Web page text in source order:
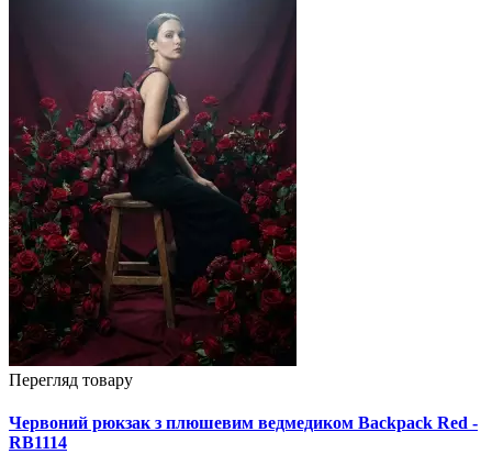
Перегляд товару
Червоний рюкзак з плюшевим ведмедиком Backpack Red -
RB1114